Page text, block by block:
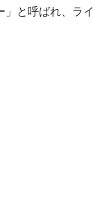
と呼ばれ、ラ